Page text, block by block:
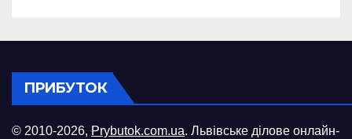
ПРИБУТОК
© 2010-2026, Prybutok.com.ua. Львівське ділове онлайн-